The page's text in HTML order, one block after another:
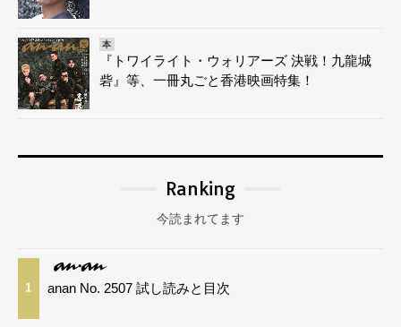
本
『トワイライト・ウォリアーズ 決戦！九龍城
砦』等、一冊丸ごと香港映画特集！
Ranking
今読まれてます
1 anan No. 2507 試し読みと目次